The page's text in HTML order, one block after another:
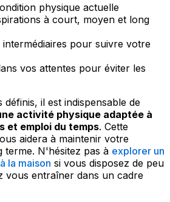
physique actuelle
à court, moyen et long
intermédiaires pour suivre votre
vos attentes pour éviter les
il est indispensable de
activité physique adaptée à
et emploi du temps. Cette
aidera à maintenir votre
terme. N'hésitez pas à explorer un
la maison si vous disposez de peu
vous entraîner dans un cadre